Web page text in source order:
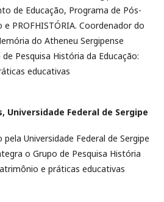
de Educação, Programa de Pós-
PROFHISTÓRIA. Coordenador do
do Atheneu Sergipense
Pesquisa História da Educação:
educativas
Universidade Federal de Sergipe
Universidade Federal de Sergipe
o Grupo de Pesquisa História
e práticas educativas